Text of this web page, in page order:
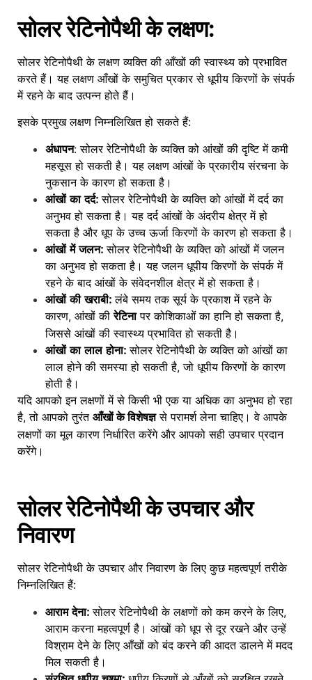
सोलर रेटिनोपैथी के लक्षण:
सोलर रेटिनोपैथी के लक्षण व्यक्ति की आँखों की स्वास्थ्य को प्रभावित
करते हैं। यह लक्षण आँखों के समुचित प्रकार से धूपीय किरणों के संपर्क
में रहने के बाद उत्पन्न होते हैं।
इसके प्रमुख लक्षण निम्नलिखित हो सकते हैं:
अंधापन: सोलर रेटिनोपैथी के व्यक्ति को आंखों की दृष्टि में कमी
महसूस हो सकती है। यह लक्षण आंखों के प्रकारीय संरचना के
नुकसान के कारण हो सकता है।
आंखों का दर्द: सोलर रेटिनोपैथी के व्यक्ति को आंखों में दर्द का
अनुभव हो सकता है। यह दर्द आंखों के अंदरीय क्षेत्र में हो
सकता है और धूप के उच्च ऊर्जा किरणों के कारण हो सकता है।
आंखों में जलन: सोलर रेटिनोपैथी के व्यक्ति को आंखों में जलन
का अनुभव हो सकता है। यह जलन धूपीय किरणों के संपर्क में
रहने के बाद आंखों के संवेदनशील क्षेत्र में हो सकता है।
आंखों की खराबी: लंबे समय तक सूर्य के प्रकाश में रहने के
कारण, आंखों कीरेटिनापर कोशिकाओं का हानि हो सकता है,
जिससे आंखों की स्वास्थ्य प्रभावित हो सकती है।
आंखों का लाल होना: सोलर रेटिनोपैथी के व्यक्ति को आंखों का
लाल होने की समस्या हो सकती है, जो धूपीय किरणों के कारण
होती है।
यदि आपको इन लक्षणों में से किसी भी एक या अधिक का अनुभव हो रहा
है, तो आपको तुरंत आँखों के विशेषज्ञसे परामर्श लेना चाहिए। वे आपके
लक्षणों का मूल कारण निर्धारित करेंगे और आपको सही उपचार प्रदान
करेंगे।
सोलर रेटिनोपैथी के उपचार और
निवारण
सोलर रेटिनोपैथी के उपचार और निवारण के लिए कुछ महत्वपूर्ण तरीके
निम्नलिखित हैं:
आराम देना: सोलर रेटिनोपैथी के लक्षणों को कम करने के लिए,
आराम करना महत्वपूर्ण है। आंखों को धूप से दूर रखने और उन्हें
विश्राम देने के लिए आँखों को बंद करने की आदत डालने में मदद
मिल सकती है।